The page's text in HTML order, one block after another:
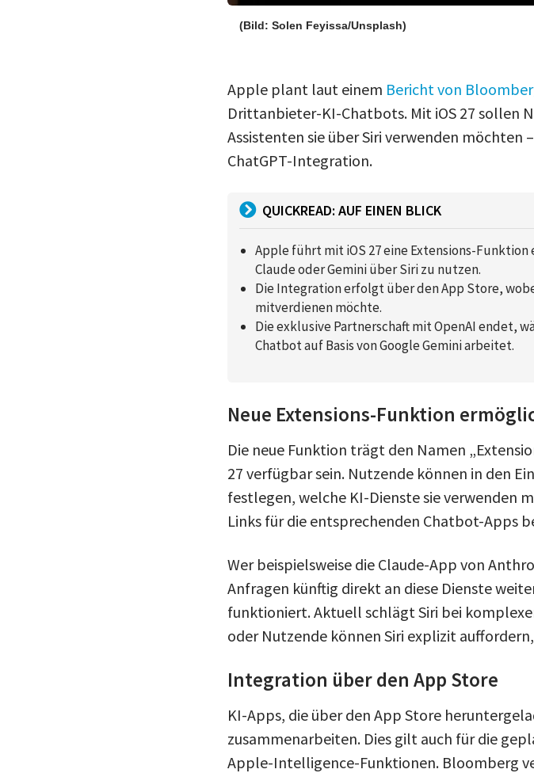
(Bild: Solen Feyissa/Unsplash)
Apple plant laut einem Bericht von
Drittanbieter-KI-Chatbots. Mit iOS 27 sollen
Assistenten sie über Siri verwenden
ChatGPT-Integration.
QUICKREAD: AUF EINEN BLICK
Apple führt mit iOS 27 eine Extensions-
Claude oder Gemini über Siri zu nutzen.
Die Integration erfolgt über den App Store,
mitverdienen möchte.
Die exklusive Partnerschaft mit OpenAI endet,
Chatbot auf Basis von Google Gemini arbeitet.
Neue Extensions-Funktion
Die neue Funktion trägt den Namen
27 verfügbar sein. Nutzende können in den
festlegen, welche KI-Dienste sie verwenden
Links für die entsprechenden Chatbot-Apps
Wer beispielsweise die Claude-App von
Anfragen künftig direkt an diese Dienste
funktioniert. Aktuell schlägt Siri bei
oder Nutzende können Siri explizit
Integration über den App Store
KI-Apps, die über den App Store
zusammenarbeiten. Dies gilt auch für die
Apple-Intelligence-Funktionen. Bloomberg